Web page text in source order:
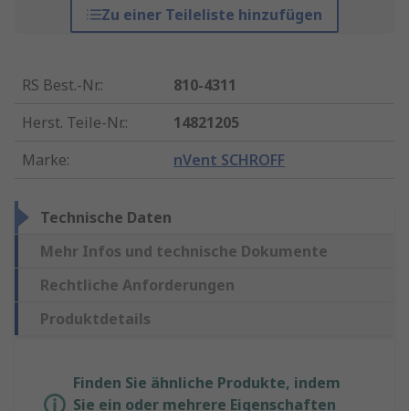
Zu einer Teileliste hinzufügen
RS Best.-Nr.:
810-4311
Herst. Teile-Nr.:
14821205
Marke: nVent SCHROFF
Technische Daten
Mehr Infos und technische Dokumente
Rechtliche Anforderungen
Produktdetails
Finden Sie ähnliche Produkte, indem
Sie ein oder mehrere Eigenschaften